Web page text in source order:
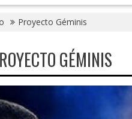
Proyecto Géminis
GÉMINIS